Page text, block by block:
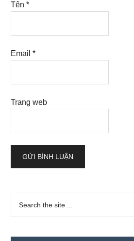
Tên*
Email*
Trang web
Sidebar
chính
...